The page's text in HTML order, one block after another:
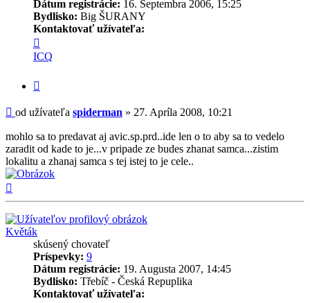
Dátum registrácie: 16. Septembra 2006, 15:25
Bydlisko: Big ŠURANY
Kontaktovať užívateľa:
informácie
užívateľa
spiderman
ICQ
Príspevok
od užívateľa spiderman » 27. Apríla 2008, 10:21
mohlo sa to predavat aj avic.sp.prd..ide len o to aby sa to vedelo
zaradit od kade to je...v pripade ze budes zhanat samca...zistim
lokalitu a zhanaj samca s tej istej to je cele..
Květák
skúsený chovateľ
Príspevky: 9
Dátum registrácie: 19. Augusta 2007, 14:45
Bydlisko: Třebíč - Česká Repuplika
Kontaktovať užívateľa: